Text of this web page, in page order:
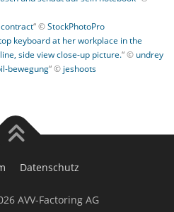
“ ©StockPhotoPro
keyboard at her workplace in the
side view close-up picture.“ © undrey
bewegung“ © jeshoots
Datenschutz
AVV-Factoring AG